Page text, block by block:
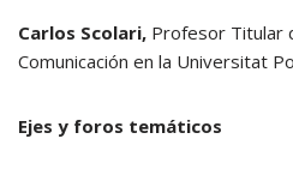
Carlos Scolari, Profesor Titular
Comunicación en la Universitat
Ejes y foros temáticos